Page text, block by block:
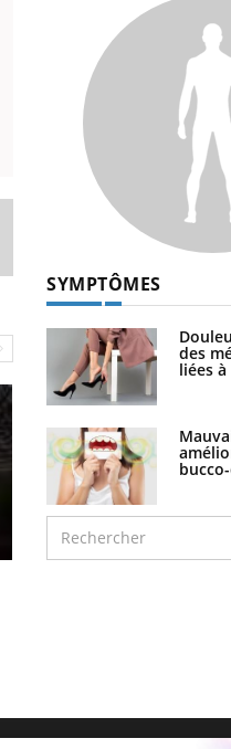
SYMPTÔMES
des
liées